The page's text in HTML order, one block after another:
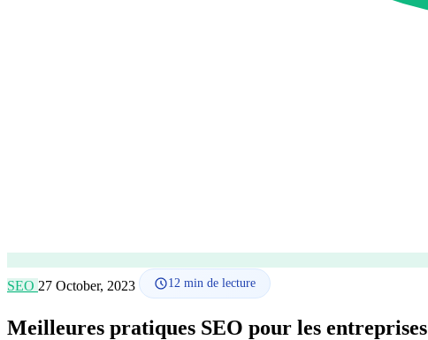
SEO 27 October, 2023 12 min de lecture
Meilleures pratiques SEO pour les entreprises